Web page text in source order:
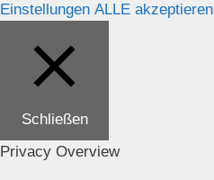
Einstellungen ALLE akzeptieren
Schließen
Privacy Overview